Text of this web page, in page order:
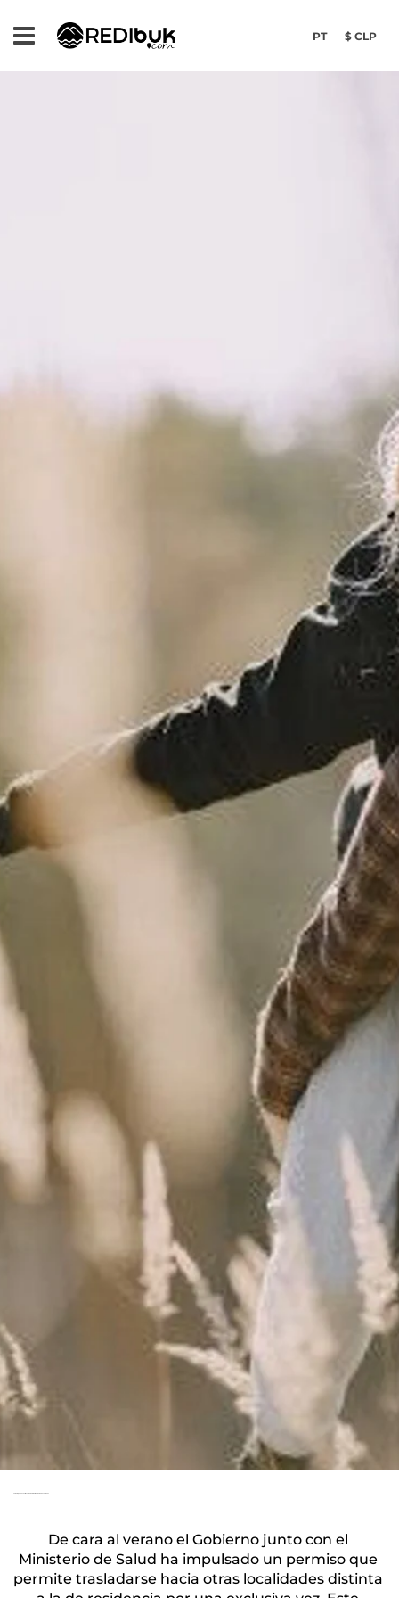
PT $ CLP
De cara al verano el Gobierno junto con el
Ministerio de Salud ha impulsado un permiso que
permite trasladarse hacia otras localidades distinta